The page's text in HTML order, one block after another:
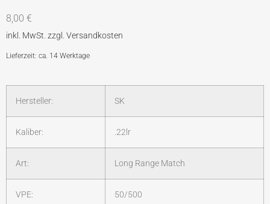
8,00 €
Lieferzeit: ca. 14 Werktage
Hersteller: SK
Kaliber: .22lr
Art: Long Range Match
VPE: 50/500